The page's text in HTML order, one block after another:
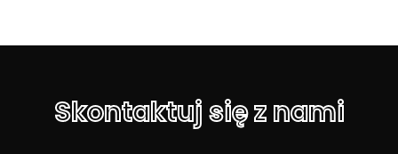
Skontaktuj się z nami